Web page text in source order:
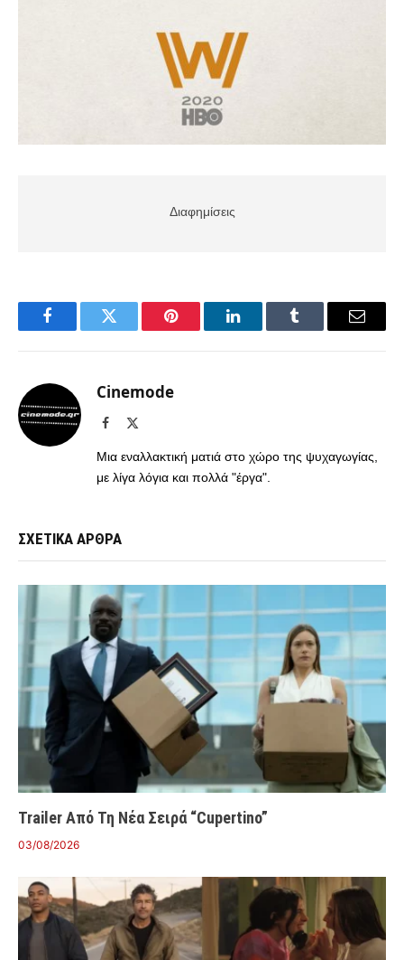
Διαφημίσεις
FacebookTwitter Pinterest LinkedInTumblr Email
Cinemode
Facebook
Μια εναλλακτική ματιά στο χώρο της ψυχαγωγίας,
με λίγα λόγια και πολλά "έργα".
ΣΧΕΤΙΚΑ ΑΡΘΡΑ
Trailer Από Τη Νέα Σειρά “Cupertino”
03/08/2026